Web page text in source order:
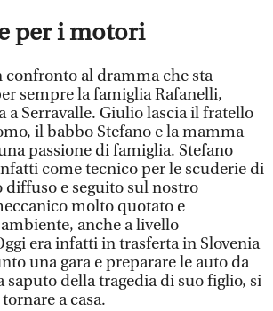
per i motori
al dramma che sta
sempre la famiglia Rafanelli,
a Serravalle. Giulio lascia il fratello
il babbo Stefano e la mamma
passione di famiglia. Stefano
come tecnico per le scuderie di
e seguito sul nostro
molto quotato e
anche a livello
era infatti in trasferta in Slovenia
una gara e preparare le auto da
saputo della tragedia di suo figlio, si
a casa.